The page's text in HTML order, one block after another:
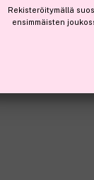
Rekisteröitymällä
ensimmäisten